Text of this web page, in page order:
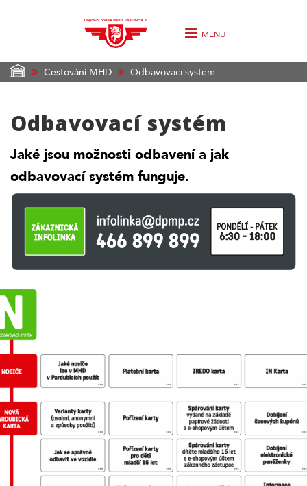
MENU
Cestování MHD Odbavovací systém
Odbavovací systém
Jaké jsou možnosti odbavení a jak
odbavovací systém funguje.